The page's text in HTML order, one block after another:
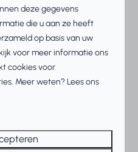
nieuwe
deze gegevens
die u aan ze heeft
op basis van uw
voor meer informatie ons
cookies voor
Meer weten? Lees ons